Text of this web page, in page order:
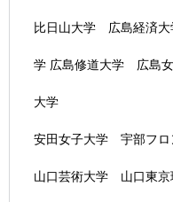
比日山大学 広島経済
学 広島修道大学 広島
大学
安田女子大学 宇部フ
山口芸術大学 山口東